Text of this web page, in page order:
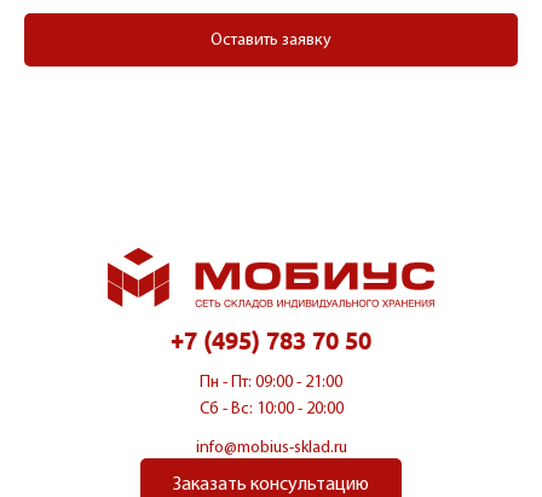
Оставить заявку
+7 (495) 783 70 50
Пн - Пт: 09:00 - 21:00
Сб - Вс: 10:00 - 20:00
info@mobius-sklad.ru
Заказать консультацию